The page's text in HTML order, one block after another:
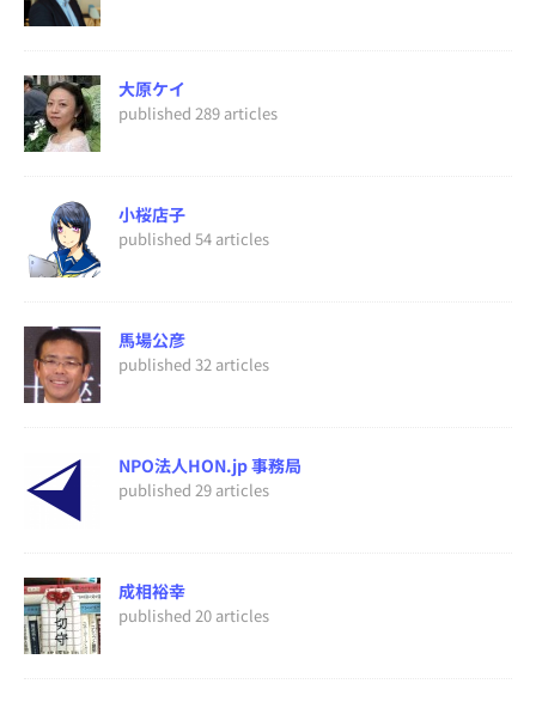
大原ケイ
published 289 articles
小桜店子
published 54 articles
馬場公彦
published 32 articles
NPO法人HON.jp 事務局
published 29 articles
成相裕幸
published 20 articles